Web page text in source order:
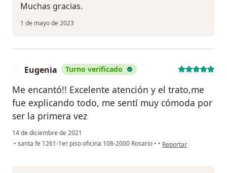
Muchas gracias.
1 de mayo de 2023
Eugenia Turno verificado
Me encantó!! Excelente atención y el trato,me
fue explicando todo, me sentí muy cómoda por
ser la primera vez
14 de diciembre de 2021
• santa fe 1261-1er piso oficina 108-2000 Rosario • • en opinión del usuario
Reportar